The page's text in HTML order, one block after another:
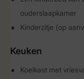
ouderslaapkamer
Kinderzitje (op
Keuken
Koelkast met